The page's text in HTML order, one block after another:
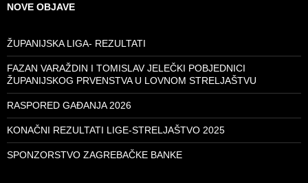
NOVE OBJAVE
ŽUPANIJSKA LIGA- REZULTATI
FAZAN VARAŽDIN I TOMISLAV JELEČKI POBJEDNICI
ŽUPANIJSKOG PRVENSTVA U LOVNOM STRELJAŠTVU
RASPORED GAĐANJA 2026
KONAČNI REZULTATI LIGE-STRELJAŠTVO 2025
SPONZORSTVO ZAGREBAČKE BANKE